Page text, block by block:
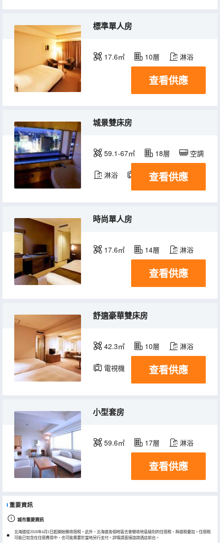
標準單人房
17.6㎡ 10層 淋浴
查看供應
城景雙床房
59.1-67㎡ 18層 空調
淋浴 電視機 冰箱
查看供應
時尚單人房
17.6㎡ 14層 淋浴
查看供應
舒適豪華雙床房
42.3㎡ 10層 淋浴
電視機 冰箱
查看供應
小型套房
59.6㎡ 17層 淋浴
查看供應
重要資訊
城市重要資訊
北海道從2026年4月1日起開始徵收宿税。此外，北海道各個地區也會徵收地區級別的住宿税，與道税疊加。住宿税
可能已包含在住宿費用中，也可能需要於當地另行支付。詳情請直接諮詢酒店前台。